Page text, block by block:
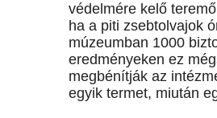
védelmére kelő
ha a piti zsebtolvajok
múzeumban 1000
eredményeken ez
megbénítják az
egyik termet, miután